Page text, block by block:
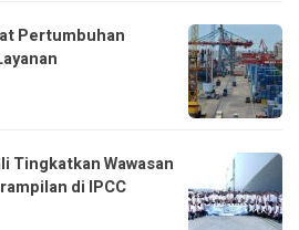
Pertumbuhan
Tingkatkan Wawasan
di IPCC